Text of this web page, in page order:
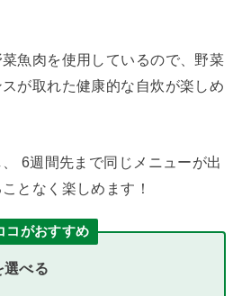
魚肉を使用しているので、野菜
が取れた健康的な自炊が楽しめ
6週間先まで同じメニューが出
となく楽しめます！
コがおすすめ
選べる